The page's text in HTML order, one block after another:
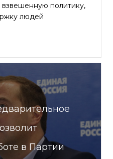
политику,
людей
в Партии